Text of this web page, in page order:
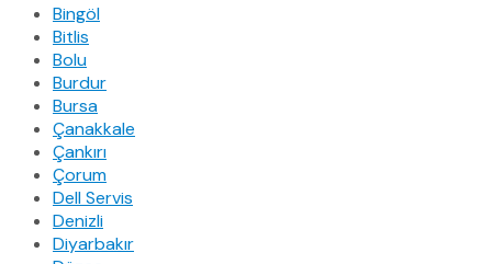
Bingöl
Bitlis
Bolu
Burdur
Bursa
Çanakkale
Çankırı
Çorum
Dell Servis
Denizli
Diyarbakır